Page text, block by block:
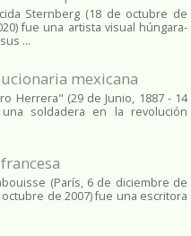
Sternberg (18 de octubre de
fue una artista visual húngara-
...
mexicana
Herrera" (29 de Junio, 1887 - 14
soldadera en la revolución
(París, 6 de diciembre de
octubre de 2007) fue una escritora